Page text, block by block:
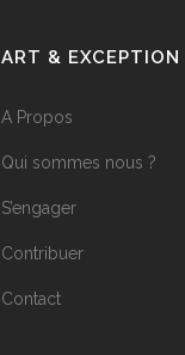
ART & EXCEPTION
A Propos
Qui sommes nous ?
S’engager
Contribuer
Contact